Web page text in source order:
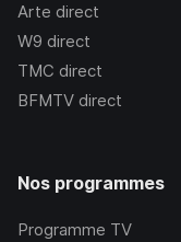
Arte direct
W9 direct
TMC direct
BFMTV direct
Nos programmes
Programme TV